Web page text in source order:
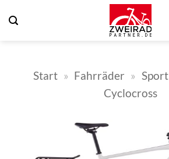
Inhalt
Start » Fahrräder » Sport
Cyclocross